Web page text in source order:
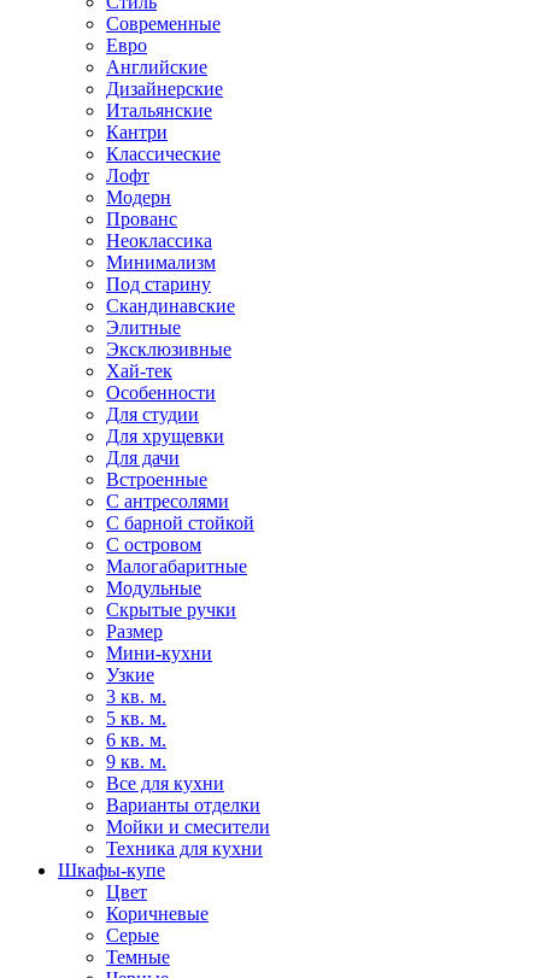
Современные
Евро
Английские
Дизайнерские
Итальянские
Кантри
Классические
Лофт
Модерн
Прованс
Неоклассика
Минимализм
Под старину
Скандинавские
Элитные
Эксклюзивные
Хай-тек
Особенности
Для студии
Для хрущевки
Для дачи
Встроенные
С антресолями
С барной стойкой
С островом
Малогабаритные
Модульные
Скрытые ручки
Размер
Мини-кухни
Узкие
3 кв. м.
5 кв. м.
6 кв. м.
9 кв. м.
Все для кухни
Варианты отделки
Мойки и смесители
Техника для кухни
Шкафы-купе
Цвет
Коричневые
Серые
Темные